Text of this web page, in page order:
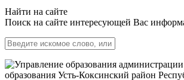
Найти на сайте
Поиск на сайте интересующей Вас